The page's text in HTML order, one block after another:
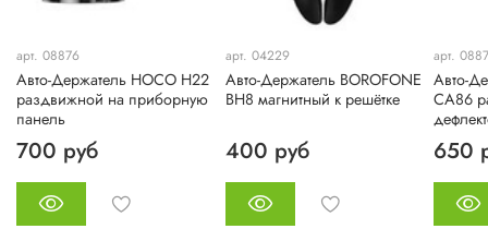
арт. 08876
Авто-Держатель HOCO H22
раздвижной на приборную
панель
700 руб
арт. 04229
Авто-Держатель BOROFONE
BH8 магнитный к решётке
400 руб
арт.
Авто-
CA86
650